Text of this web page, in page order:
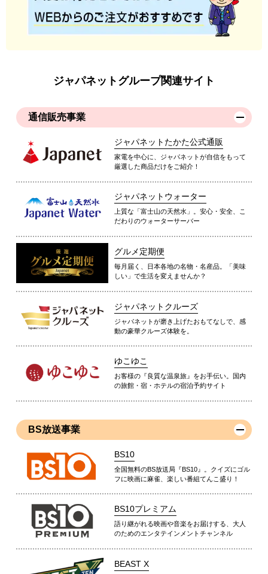
ジャパネットグループ関連サイト
通信販売事業
ジャパネットたかた公式通販
家電を中心に、ジャパネットが自信をもって
厳選した商品だけをご紹介！
ジャパネットウォーター
上質な「富士山の天然水」。安心・安全、こ
だわりのウォーターサーバー
グルメ定期便
毎月届く、日本各地の名物・名産品。「美味
しい」で生活を変えませんか？
ジャパネットクルーズ
ジャパネットが磨き上げたおもてなしで、感
動の豪華クルーズ体験を。
ゆこゆこ
お客様の『良質な温泉旅』をお手伝い。国内
の旅館・宿・ホテルの宿泊予約サイト
BS放送事業
BS10
全国無料のBS放送局『BS10』。クイズにゴル
フに映画に麻雀、楽しい番組てんこ盛り！
BS10プレミアム
語り継がれる映画や音楽をお届けする、大人
のためのエンタテインメントチャンネル
BEAST X